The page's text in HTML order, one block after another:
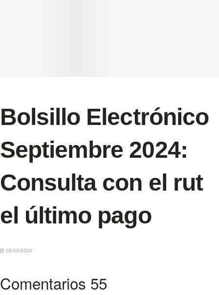
Bolsillo Electrónico
Septiembre 2024:
Consulta con el rut
el último pago
02/09/2024
Comentarios 55